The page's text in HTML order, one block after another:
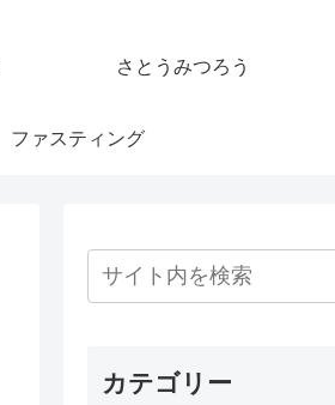
さとうみつろう
ファスティング
カテゴリー